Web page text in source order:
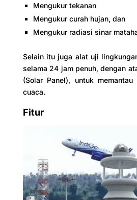
Mengukur tekanan
Mengukur curah hujan, dan
Mengukur radiasi sinar
Selain itu juga alat uji
selama 24 jam penuh, dengan
(Solar Panel), untuk
cuaca.
Fitur